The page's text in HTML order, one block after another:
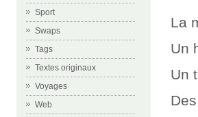
Sport
Swaps
Tags
Textes originaux
Voyages
Web
La
Un
Un